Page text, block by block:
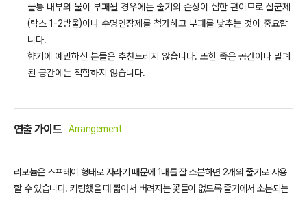
물통 내부의 물이 부패될 경우에는 줄기의 손상이 심한 편이므로 살균제
(락스 1-2방울)이나 수명연장제를 첨가하고 부패를 낮추는 것이 중요합
니다.
향기에 예민하신 분들은 추천드리지 않습니다. 또한 좁은 공간이나 밀폐
된 공간에는 적합하지 않습니다.
연출 가이드 Arrangement
리모늄은 스프레이 형태로 자라기 때문에 1대를 잘 소분하면 2개의 줄기로 사용
할 수 있습니다. 커팅했을 때 짧아서 버려지는 꽃들이 없도록 줄기에서 소분되는